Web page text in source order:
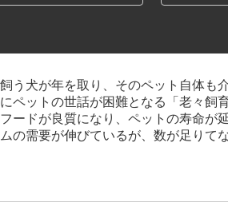
う犬が年を取り、そのペット自体も
ペットの世話が困難となる「老々飼
ードが良質になり、ペットの寿命が
の需要が伸びているが、数が足り